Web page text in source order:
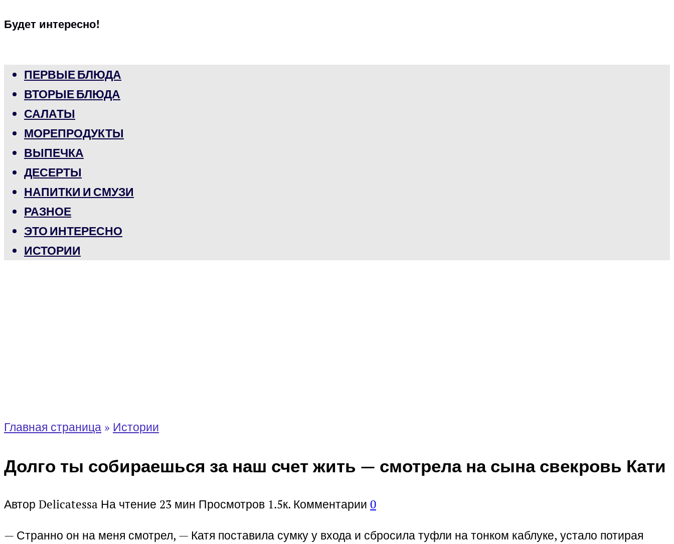
Будет интересно!
ПЕРВЫЕ БЛЮДА
ВТОРЫЕ БЛЮДА
САЛАТЫ
МОРЕПРОДУКТЫ
ВЫПЕЧКА
ДЕСЕРТЫ
НАПИТКИ И СМУЗИ
РАЗНОЕ
ЭТО ИНТЕРЕСНО
ИСТОРИИ
Главная страница » Истории
Долго ты собираешься за наш счет жить — смотрела на сына свекровь Кати
Автор Delicatessa На чтение 23 мин Просмотров 1.5к. Комментарии 0
— Странно он на меня смотрел, — Катя поставила сумку у входа и сбросила туфли на тонком каблуке, устало потирая